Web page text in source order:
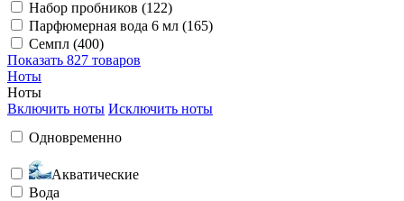
Набор пробников (122)
Парфюмерная вода 6 мл (165)
Семпл (400)
Показать 827 товаров
Ноты
Ноты
Включить ноты Исключить ноты
Одновременно
Акватические
Вода